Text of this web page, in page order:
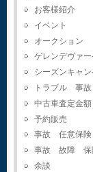
お客様紹介
イベント
オークション
ゲレンデヴァ
シーズンキャ
トラブル 事故
中古車査定金額
予約販売
事故 任意保険
事故 故障 保
余談